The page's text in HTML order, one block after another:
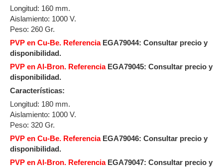
Longitud: 160 mm.
Aislamiento: 1000 V.
Peso: 260 Gr.
PVP en Cu-Be. ReferenciaEGA79044: Consultar precio y
disponibilidad.
PVP en Al-Bron. ReferenciaEGA79045: Consultar precio y
disponibilidad.
Características:
​Longitud: 180 mm.
Aislamiento: 1000 V.
Peso: 320 Gr.
PVP en Cu-Be. ReferenciaEGA79046: Consultar precio y
disponibilidad.
PVP en Al-Bron. ReferenciaEGA79047: Consultar precio y